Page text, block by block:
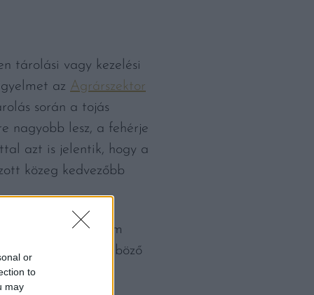
or
to
may
tárolási vagy kezelési
az Agrárszektor
során a tojás
nagyobb lesz, a fehérje
azt is jelentik, hogy a
közeg kedvezőbb
az általában a nem
kedvezett különböző